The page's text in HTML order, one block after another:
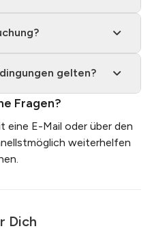
gelten?
Fragen?
eine E-Mail oder über den
weiterhelfen
Dich